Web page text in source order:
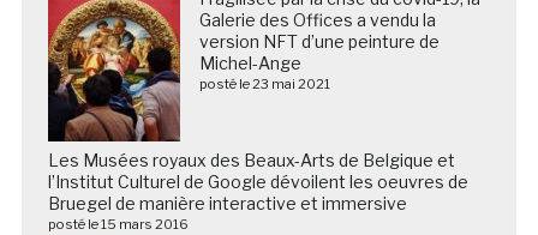
Galerie des Offices a vendu la
version NFT d’une peinture de
Michel-Ange
posté le 23 mai 2021
Les Musées royaux des Beaux-Arts de Belgique et
l’Institut Culturel de Google dévoilent les oeuvres de
Bruegel de manière interactive et immersive
posté le 15 mars 2016